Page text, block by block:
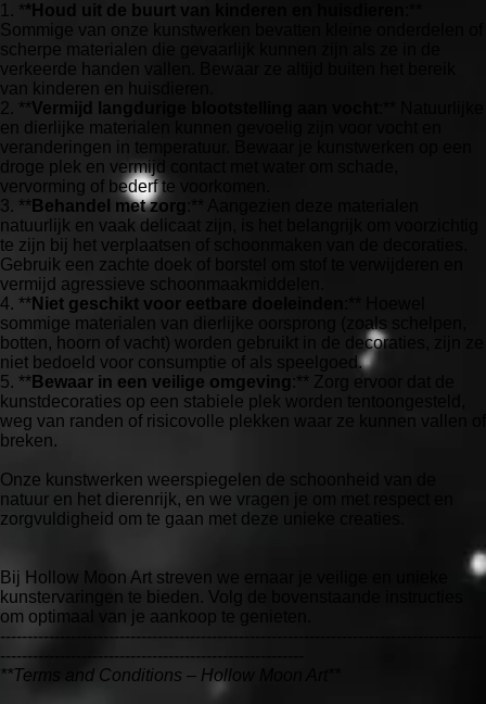
1. **Houd uit de buurt van kinderen en huisdieren
Sommige van onze kunstwerken bevatten kleine onderdelen of
scherpe materialen die gevaarlijk kunnen zijn als ze in de
verkeerde handen vallen. Bewaar ze altijd buiten het bereik
van kinderen en huisdieren.
2. **Vermijd langdurige blootstelling aan vocht
en dierlijke materialen kunnen gevoelig zijn voor vocht en
veranderingen in temperatuur. Bewaar je kunstwerken op een
droge plek en vermijd contact met water om schade,
vervorming of bederf te voorkomen.
3. ** Behandel met zorg
natuurlijk en vaak delicaat zijn, is het belangrijk om voorzichtig
te zijn bij het verplaatsen of schoonmaken van de decoraties.
Gebruik een zachte doek of borstel om stof te verwijderen en
vermijd agressieve schoonmaakmiddelen.
4. **Niet geschikt voor eetbare doeleinden
sommige materialen van dierlijke oorsprong (zoals schelpen,
botten, hoorn of vacht) worden gebruikt in de decoraties, zijn ze
niet bedoeld voor consumptie of als speelgoed.
5. **Bewaar in een veilige omgeving :** Zorg ervoor dat de
kunstdecoraties op een stabiele plek worden tentoongesteld,
weg van randen of risicovolle plekken waar ze kunnen vallen of
breken.
Onze kunstwerken weerspiegelen de schoonheid van de
natuur en het dierenrijk, en we vragen je om met respect en
zorgvuldigheid om te gaan met deze unieke creaties.
Bij Hollow Moon Art streven we ernaar je veilige en unieke
kunstervaringen te bieden. Volg de bovenstaande instructies
om optimaal van je aankoop te genieten.
-----------------------------------------------------------------------------------------
--------------------------------------------------------
**Terms and Conditions – Hollow Moon Art**